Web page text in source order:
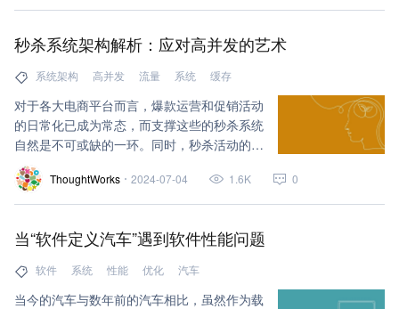
秒杀系统架构解析：应对高并发的艺术
系统架构 高并发 流量 系统 缓存
对于各大电商平台而言，爆款运营和促销活动
的日常化已成为常态，而支撑这些的秒杀系统
自然是不可或缺的一环。同时，秒杀活动的巨
大流量就像一头洪荒之兽，若控制不当，可能
会冲击整个交易体系。因此，秒杀系统在交易
体系中便扮演着至关重要的角色。
ThoughtWorks 2024-07-04 1.6K 0
当“软件定义汽车”遇到软件性能问题
软件 系统 性能 优化 汽车
当今的汽车与数年前的汽车相比，虽然作为载